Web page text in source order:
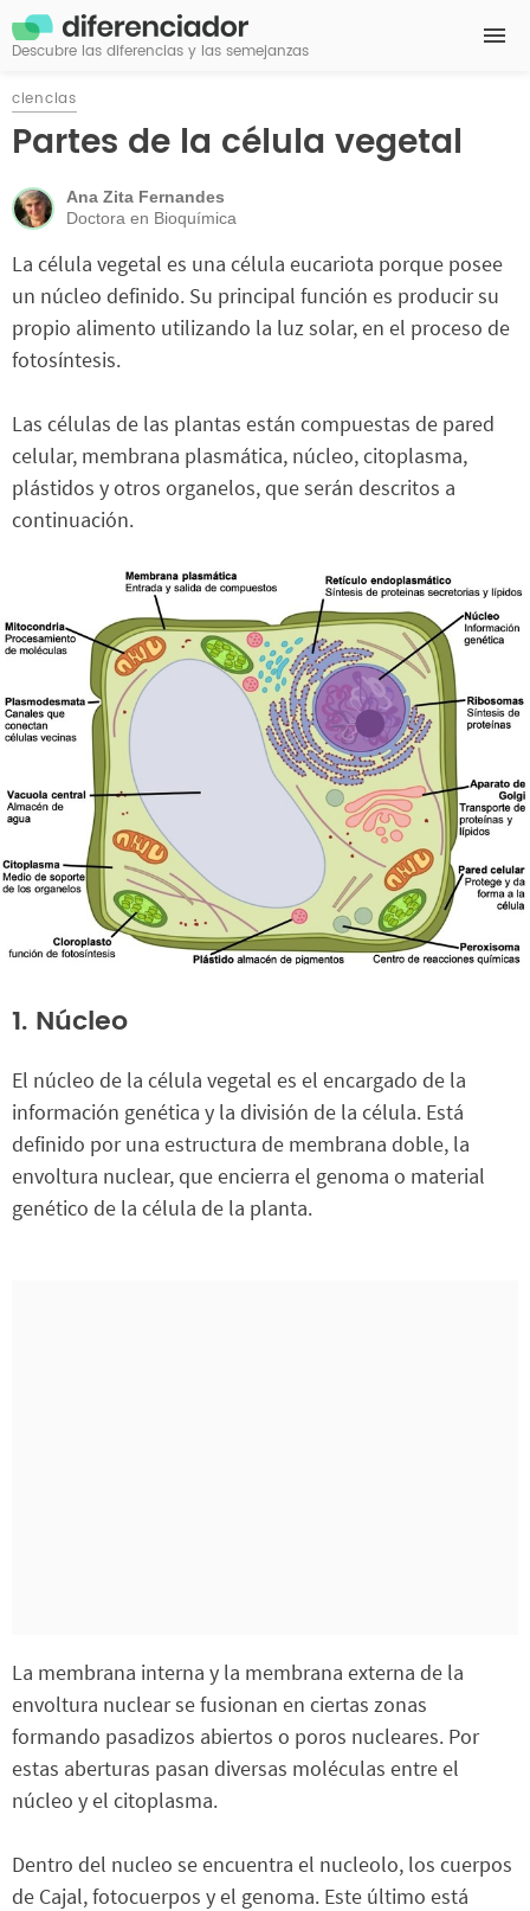
Descubre las diferencias y las semejanzas
ciencias
Partes de la célula vegetal
Ana Zita Fernandes
Doctora en Bioquímica
La célula vegetal es una célula eucariota porque posee
un núcleo definido. Su principal función es producir su
propio alimento utilizando la luz solar, en el proceso de
fotosíntesis.
Las células de las plantas están compuestas de pared
celular, membrana plasmática, núcleo, citoplasma,
plástidos y otros organelos, que serán descritos a
continuación.
1. Núcleo
El núcleo de la célula vegetal es el encargado de la
información genética y la división de la célula. Está
definido por una estructura de membrana doble, la
envoltura nuclear, que encierra el genoma o material
genético de la célula de la planta.
La membrana interna y la membrana externa de la
envoltura nuclear se fusionan en ciertas zonas
formando pasadizos abiertos o poros nucleares. Por
estas aberturas pasan diversas moléculas entre el
núcleo y el citoplasma.
Dentro del nucleo se encuentra el nucleolo, los cuerpos
de Cajal, fotocuerpos y el genoma. Este último está